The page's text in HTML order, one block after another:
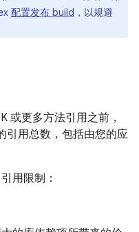
配置发布 build ，以规避
或更多方法引用之前，
引用总数，包括由您的应
用限制：